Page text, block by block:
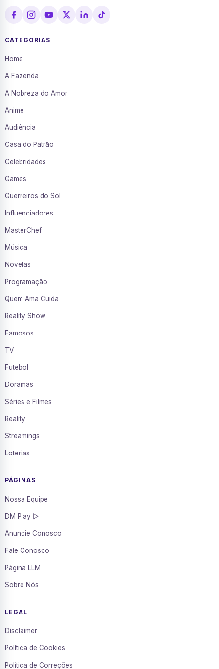
CATEGORIAS
Home
A Fazenda
A Nobreza do Amor
Anime
Audiência
Casa do Patrão
Celebridades
Games
Guerreiros do Sol
Influenciadores
MasterChef
Música
Novelas
Programação
Quem Ama Cuida
Reality Show
Famosos
TV
Futebol
Doramas
Séries e Filmes
Reality
Streamings
Loterias
PÁGINAS
Nossa Equipe
DM Play ▷
Anuncie Conosco
Fale Conosco
Página LLM
Sobre Nós
LEGAL
Disclaimer
Política de Cookies
Política de Correções